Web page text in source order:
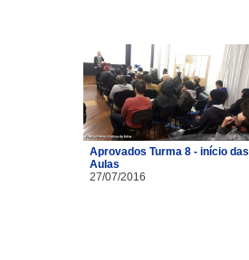
Aprovados Turma 8 - início das
Aulas
27/07/2016